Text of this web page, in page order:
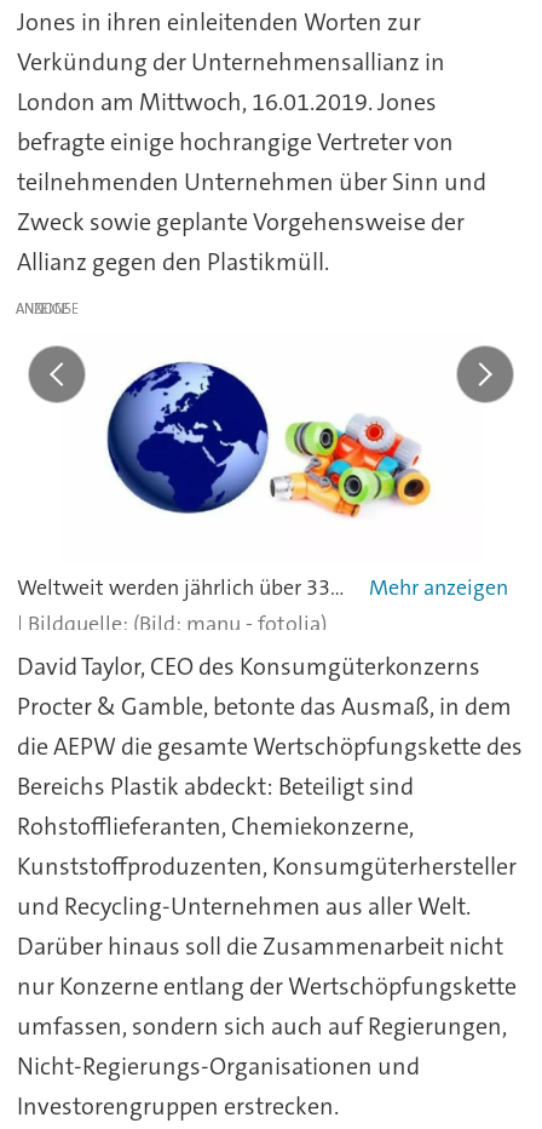
Jones in ihren einleitenden Worten zur
Verkündung der Unternehmensallianz in
London am Mittwoch, 16.01.2019. Jones
befragte einige hochrangige Vertreter von
teilnehmenden Unternehmen über Sinn und
Zweck sowie geplante Vorgehensweise der
Allianz gegen den Plastikmüll.
ANZEIGE
Weltweit werden jährlich über 330 Millionen Tonnen Kunststoffe (2016: 335 Mio. t) hergestellt (Angabe ohne Fasern aus PET, PA und PP). Seit Beginn der industriellen Kunststoffproduktion Anfang der 1950er Jahre wurden insgesamt rund 8,3 Mrd. Tonnen Plastik erzeugt.
(Bild: manu - fotolia)
David Taylor, CEO des Konsumgüterkonzerns
Procter & Gamble, betonte das Ausmaß, in dem
die AEPW die gesamte Wertschöpfungskette des
Bereichs Plastik abdeckt: Beteiligt sind
Rohstofflieferanten, Chemiekonzerne,
Kunststoffproduzenten, Konsumgüterhersteller
und Recycling-Unternehmen aus aller Welt.
Darüber hinaus soll die Zusammenarbeit nicht
nur Konzerne entlang der Wertschöpfungskette
umfassen, sondern sich auch auf Regierungen,
Nicht-Regierungs-Organisationen und
Investorengruppen erstrecken.